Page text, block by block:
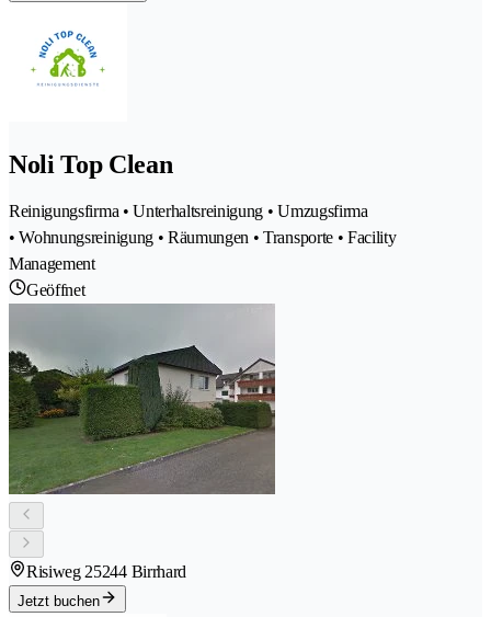
Noli Top Clean
Reinigungsfirma • Unterhaltsreinigung • Umzugsfirma
• Wohnungsreinigung • Räumungen • Transporte • Facility
Management
Geöffnet
Risiweg 25244 Birrhard
Jetzt buchen